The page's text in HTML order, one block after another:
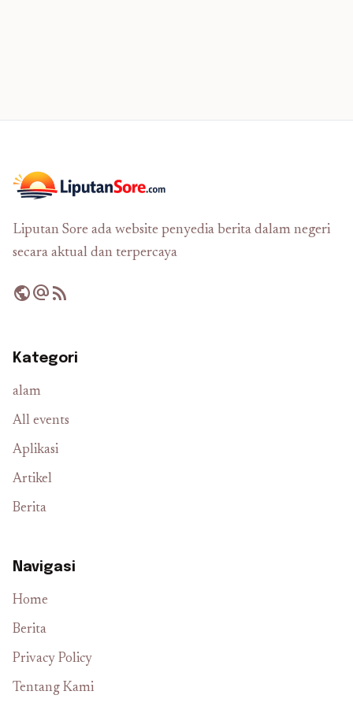
Liputan Sore ada website penyedia berita dalam negeri
secara aktual dan terpercaya
publicalternate_emailrss_feed
Kategori
alam
All events
Aplikasi
Artikel
Berita
Navigasi
Home
Berita
Privacy Policy
Tentang Kami